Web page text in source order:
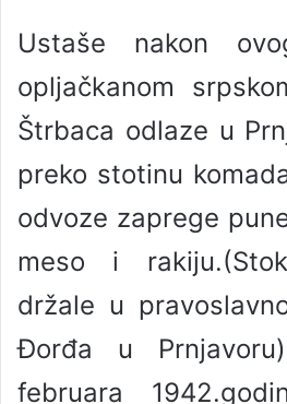
Ustaše nakon
opljačkanom
Štrbaca odlaze u
preko stotinu
odvoze zaprege
meso i
držale u
Đorđa u
februara